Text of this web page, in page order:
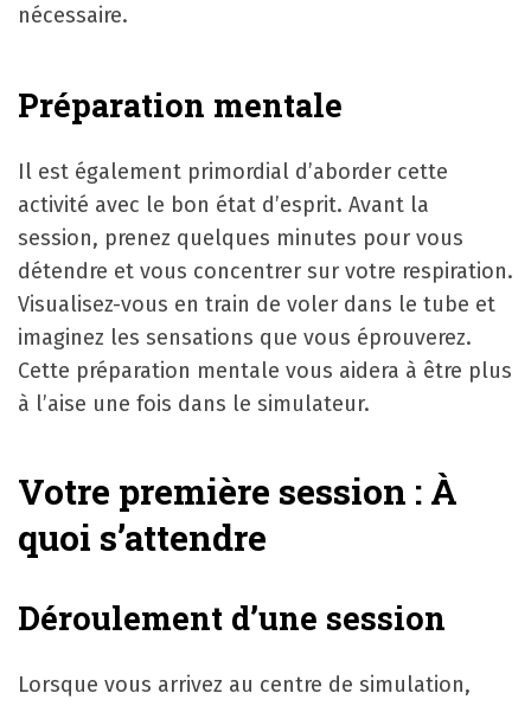
nécessaire.
Préparation mentale
Il est également primordial d’aborder cette
activité avec le bon état d’esprit. Avant la
session, prenez quelques minutes pour vous
détendre et vous concentrer sur votre respiration.
Visualisez-vous en train de voler dans le tube et
imaginez les sensations que vous éprouverez.
Cette préparation mentale vous aidera à être plus
à l’aise une fois dans le simulateur.
Votre première session : À
quoi s’attendre
Déroulement d’une session
Lorsque vous arrivez au centre de simulation,